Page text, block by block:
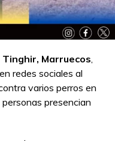
muere ahogada
encuentra tras
Tinghir, Marruecos,
redes sociales al
varios perros en
presencian